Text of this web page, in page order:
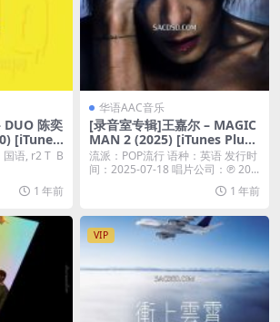
DUO 陈奕
[iTunes
国语, r2 T B
1 年前
华语AAC音乐
[录音室专辑]王嘉尔 – MAGIC
MAN 2 (2025) [iTunes Plus
M4A]
流派：POP流行 语种：英语 发行时
间：2025-07-18 唱片公司：℗ 20...
1 年前
VIP